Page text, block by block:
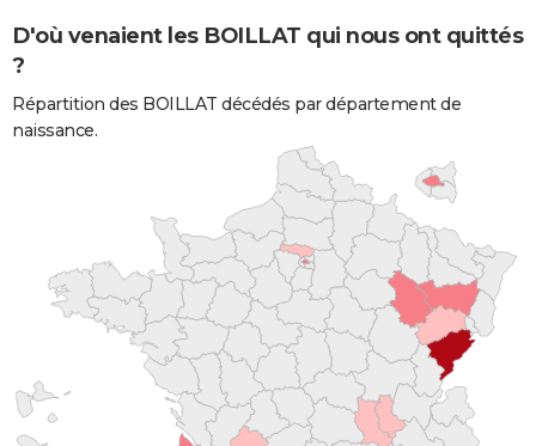
D'où venaient les BOILLAT qui nous ont quittés
?
Répartition des BOILLAT décédés par département de
naissance.